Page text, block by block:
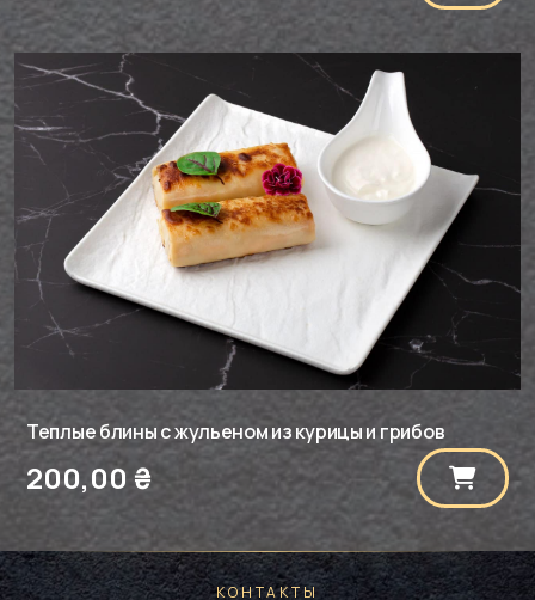
Теплые блины с жульеном из курицы и грибов
200,00 ₴
КОНТАКТЫ